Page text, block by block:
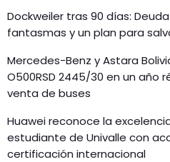
Dockweiler tras 90 días:
fantasmas y un plan para
Mercedes-Benz y Astara
O500RSD 2445/30 en un año
venta de buses
Huawei reconoce la
estudiante de Univalle con
certificación internacional